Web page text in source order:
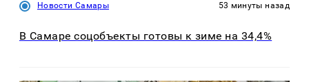
Новости Самары 53 минуты назад
В Самаре соцобъекты готовы к зиме на 34,4%